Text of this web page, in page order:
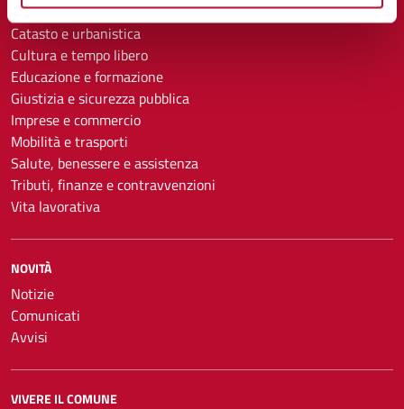
Autorizzazioni
Catasto e urbanistica
Cultura e tempo libero
Educazione e formazione
Giustizia e sicurezza pubblica
Imprese e commercio
Mobilità e trasporti
Salute, benessere e assistenza
Tributi, finanze e contravvenzioni
Vita lavorativa
NOVITÀ
Notizie
Comunicati
Avvisi
VIVERE IL COMUNE